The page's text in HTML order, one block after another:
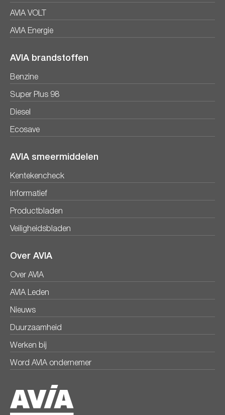
AVIA VOLT
AVIA Energie
AVIA brandstoffen
Benzine
Super Plus 98
Diesel
Ecosave
AVIA smeermiddelen
Kentekencheck
Informatief
Productbladen
Veiligheidsbladen
Over AVIA
Over AVIA
AVIA Leden
Nieuws
Duurzaamheid
Werken bij
Word AVIA ondernemer